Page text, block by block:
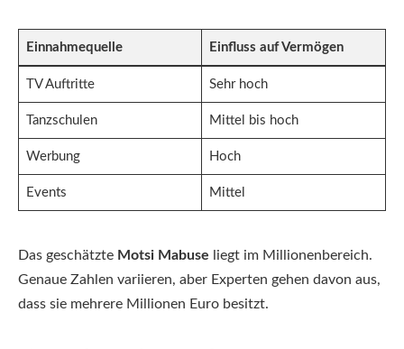
Einnahmequelle Einfluss auf Vermögen
TV Auftritte Sehr hoch
Tanzschulen Mittel bis hoch
Werbung Hoch
Events Mittel
Das geschätzte Motsi Mabuse liegt im Millionenbereich.
Genaue Zahlen variieren, aber Experten gehen davon aus,
dass sie mehrere Millionen Euro besitzt.